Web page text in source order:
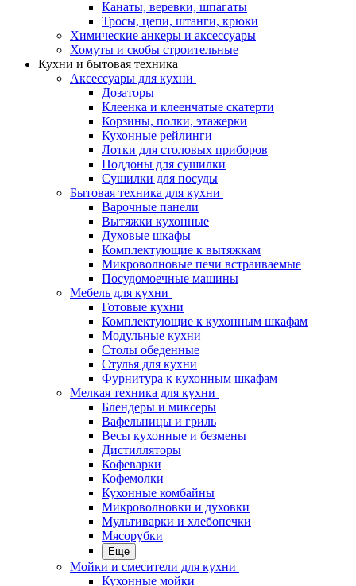
Канаты, веревки, шпагаты
Тросы, цепи, штанги, крюки
Химические анкеры и аксессуары
Хомуты и скобы строительные
Кухни и бытовая техника
Аксессуары для кухни
Дозаторы
Клеенка и клеенчатые скатерти
Корзины, полки, этажерки
Кухонные рейлинги
Лотки для столовых приборов
Поддоны для сушилки
Сушилки для посуды
Бытовая техника для кухни
Варочные панели
Вытяжки кухонные
Духовые шкафы
Комплектующие к вытяжкам
Микроволновые печи встраиваемые
Посудомоечные машины
Мебель для кухни
Готовые кухни
Комплектующие к кухонным шкафам
Модульные кухни
Столы обеденные
Стулья для кухни
Фурнитура к кухонным шкафам
Мелкая техника для кухни
Блендеры и миксеры
Вафельницы и гриль
Весы кухонные и безмены
Дистилляторы
Кофеварки
Кофемолки
Кухонные комбайны
Микроволновки и духовки
Мультиварки и хлебопечки
Мясорубки
Еще
Мойки и смесители для кухни
Кухонные мойки